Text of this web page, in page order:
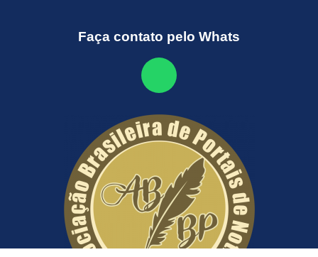
Faça contato pelo Whats